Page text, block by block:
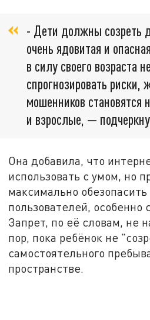
- Дети должны созреть
очень ядовитая и
в силу своего возраста
спрогнозировать риски,
мошенников становятся
и взрослые, —
Она добавила, что
использовать с умом, но
максимально обезопасить
пользователей, особенно
Запрет, по её словам, не
пор, пока ребёнок не
самостоятельного
пространстве.